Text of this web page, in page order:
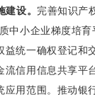
设。 完善知识产
中小企业梯度培
统一确权登记和
信用信息共享平
用范围。推动银